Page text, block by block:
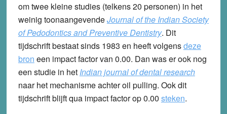
om twee kleine studies (telkens 20 personen) in het
weinig toonaangevendeJournal of the Indian Society
of Pedodontics and Preventive Dentistry. Dit
tijdschrift bestaat sinds 1983 en heeft volgensdeze
bron een impact factor van 0.00. Dan was er ook nog
een studie in het Indian journal of dental research
naar het mechanisme achter oil pulling. Ook dit
tijdschrift blijft qua impact factor op 0.00 steken.